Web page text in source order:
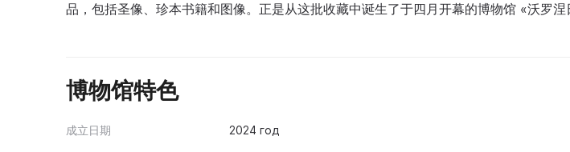
品，包括圣像、珍本书籍和图像。正是从这批收藏中诞生了于四月开幕的博物馆 «沃罗涅
博物馆特色
成立日期 2024 год